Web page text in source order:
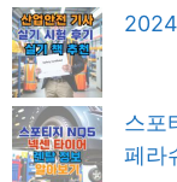
스포
페라